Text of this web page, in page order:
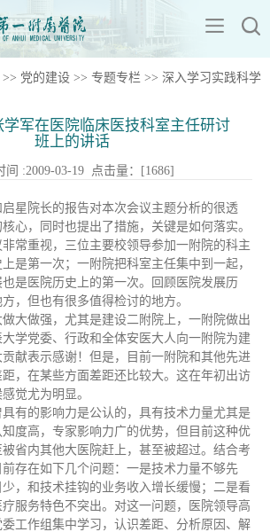
>> 党的建设 >> 专题专栏 >> 深入学习实践科学
学军在医院临床医技科室主任研讨
班上的讲话
间 :2009-03-19 点击量：[1686]
启星院长的报告对本次会议主题分析的很透
心，同时也提出了措施，关键是如何落实。
常重视，三位主要校领导参加一附院的科主
是第一次；一附院把科室主任集中到一起，
是医院历史上的第一次。回顾医院发展历
，但也有很多值得检讨的地方。
大做强，尤其是建设二附院上，一附院做出
大学党委、行政和全体安医大人向一附院为建
献表示感谢！但是，目前一附院和其他先进
，在某些方面差距还比较大。这在年初出访
觉尤为明显。
有的影响力是公认的，具有技术力量尤其是
度高，专家影响力广的优势，但目前这种优
省内其他大医院赶上，甚至被超过。结合考
存在如下几个问题：一是技术力量不够先
，和技术挂钩的业务收入增长缓慢；二是看
服务特色不突出。对这一问题，医院领导高
工作组集中学习，认识差距、分析原因、解